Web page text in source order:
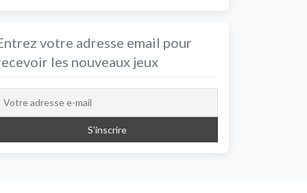
votre adresse email pour
les nouveaux jeux